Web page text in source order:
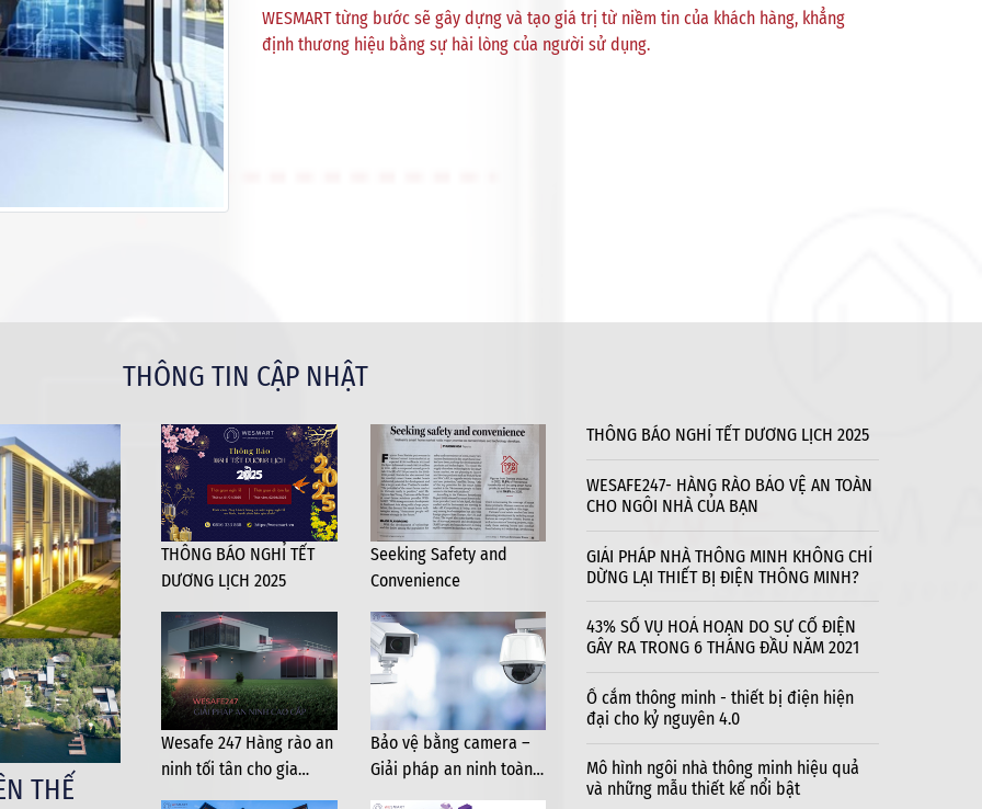
WESMART từng bước sẽ gây dựng và tạo giá trị từ niềm tin của khách hàng, khẳng
định thương hiệu bằng sự hài lòng của người sử dụng.
THÔNG TIN CẬP NHẬT
ở
THÔNG BÁO NGHỈ TẾT
THÔNG BÁO NGHỈ TẾT
DƯƠNG LỊCH 2025
Seeking Safety and
Convenience
Wesafe 247 Hàng rào an
ninh tối tân cho gia
Bảo vệ bằng camera –
Giải pháp an ninh toàn
THÔNG BÁO NGHỈ TẾT DƯƠNG LỊCH 2025
WESAFE247- HÀNG RÀO BẢO VỆ AN TOÀN
CHO NGÔI NHÀ CỦA BẠN
GIẢI PHÁP NHÀ THÔNG MINH KHÔNG CHỈ
DỪNG LẠI THIẾT BỊ ĐIỆN THÔNG MINH?
43% SỐ VỤ HOẢ HOẠN DO SỰ CỐ ĐIỆN
GÂY RA TRONG 6 THÁNG ĐẦU NĂM 2021
Ổ cắm thông minh - thiết bị điện hiện
đại cho kỷ nguyên 4.0
Mô hình ngôi nhà thông minh hiệu quả
và những mẫu thiết kế nổi bật